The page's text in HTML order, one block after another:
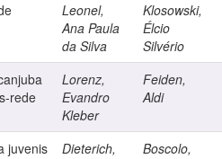
Leonel,
Ana Paula
da Silva
Klosowski,
Élcio
Silvério
rede
Lorenz,
Evandro
Kleber
Feiden,
Aldi
juvenis
Dieterich,
Boscolo,